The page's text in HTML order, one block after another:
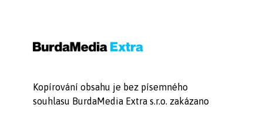
Kopírování obsahu je bez písemného
souhlasu BurdaMedia Extra s.r.o. zakázano